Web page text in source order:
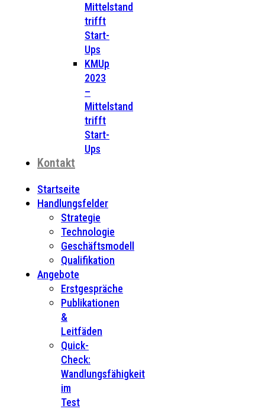
Mittelstand
trifft
Start-
Ups
KMUp
2023
–
Mittelstand
trifft
Start-
Ups
Kontakt
Startseite
Handlungsfelder
Strategie
Technologie
Geschäftsmodell
Qualifikation
Angebote
Erstgespräche
Publikationen
&
Leitfäden
Quick-
Check:
Wandlungsfähigkeit
im
Test